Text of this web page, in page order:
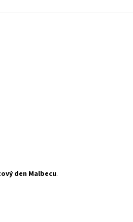
den Malbecu.